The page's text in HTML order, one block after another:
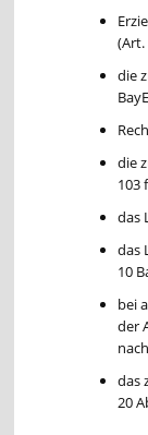
(Art.
die
die
103
das
das
10
bei
der
das
20